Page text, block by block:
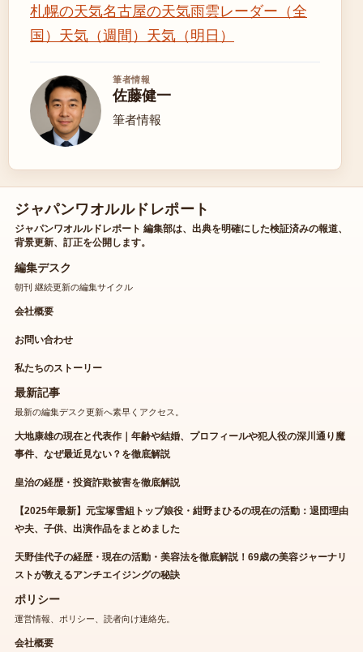
札幌の天気名古屋の天気雨雲レーダー（全
国） 天気（週間） 天気（明日）
筆者情報
佐藤健一
筆者情報
ジャパンワオルルドレポート
ジャパンワオルルドレポート 編集部は、出典を明確にした検証済みの報道、
背景更新、訂正を公開します。
編集デスク
朝刊 継続更新の編集サイクル
会社概要
お問い合わせ
私たちのストーリー
最新記事
最新の編集デスク更新へ素早くアクセス。
大地康雄の現在と代表作｜年齢や結婚、プロフィールや犯人役の深川通り魔
事件、なぜ最近見ない？を徹底解説
皇治の経歴・投資詐欺被害を徹底解説
【2025年最新】元宝塚雪組トップ娘役・紺野まひるの現在の活動：退団理由
や夫、子供、出演作品をまとめました
天野佳代子の経歴・現在の活動・美容法を徹底解説！69歳の美容ジャーナリ
ストが教えるアンチエイジングの秘訣
ポリシー
運営情報、ポリシー、読者向け連絡先。
会社概要